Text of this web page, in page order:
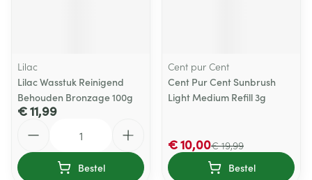
Lilac
Lilac Wasstuk Reinigend
Behouden Bronzage 100g
€ 11,99
Bestel
Cent pur Cent
Cent Pur Cent Sunbrush
Light Medium Refill 3g
€ 19,99
€ 10,00
Bestel